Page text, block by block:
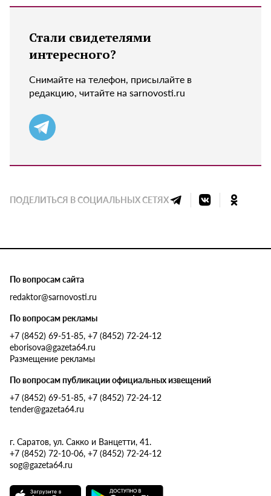
Стали свидетелями
интересного?
Снимайте на телефон, присылайте в
редакцию, читайте на sarnovosti.ru
ПОДЕЛИТЬСЯ В СОЦИАЛЬНЫХ СЕТЯХ
По вопросам сайта
redaktor@sarnovosti.ru
По вопросам рекламы
+7 (8452) 69-51-85, +7 (8452) 72-24-12
eborisova@gazeta64.ru
Размещение рекламы
По вопросам публикации официальных извещений
+7 (8452) 69-51-85, +7 (8452) 72-24-12
tender@gazeta64.ru
г. Саратов, ул. Сакко и Ванцетти, 41.
+7 (8452) 72-10-06, +7 (8452) 72-24-12
sog@gazeta64.ru